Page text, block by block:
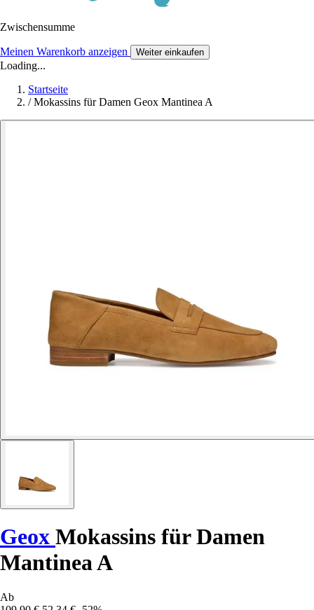
Zwischensumme
Meinen Warenkorb anzeigen Weiter einkaufen
Loading...
Startseite
/ Mokassins für Damen Geox Mantinea A
Geox Mokassins für Damen
Mantinea A
Ab